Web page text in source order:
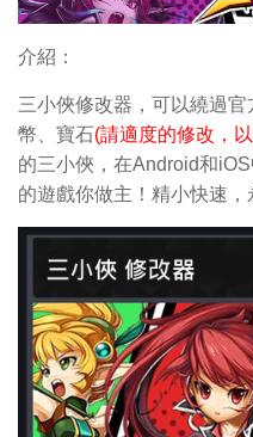
介紹：
三小俠修改器，可以繞過
幣、寶石(請適度的修改，
的三小俠，在Android和
的遊戲你做主！精小快速，